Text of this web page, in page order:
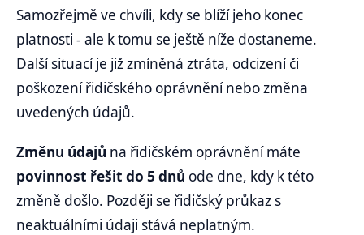
Samozřejmě ve chvíli, kdy se blíží jeho konec
platnosti - ale k tomu se ještě níže dostaneme.
Další situací je již zmíněná ztráta, odcizení či
poškození řidičského oprávnění nebo změna
uvedených údajů.
Změnu údajů na řidičském oprávnění máte
povinnost řešit do 5 dnů ode dne, kdy k této
změně došlo. Později se řidičský průkaz s
neaktuálními údaji stává neplatným.